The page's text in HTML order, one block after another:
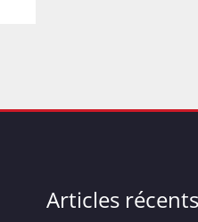
Articles récents